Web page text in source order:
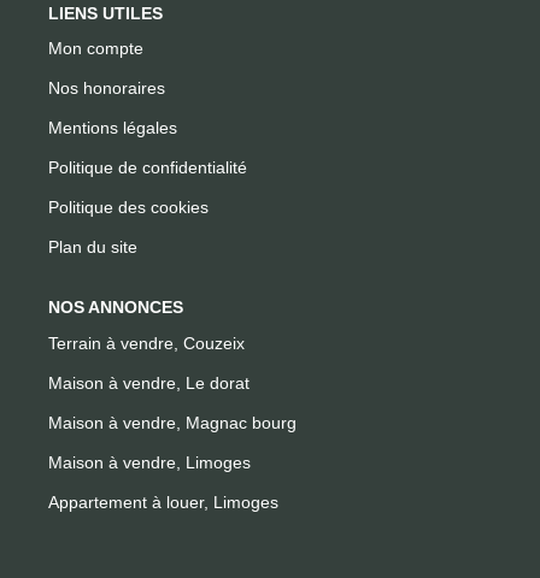
LIENS UTILES
Mon compte
Nos honoraires
Mentions légales
Politique de confidentialité
Politique des cookies
Plan du site
NOS ANNONCES
Terrain à vendre, Couzeix
Maison à vendre, Le dorat
Maison à vendre, Magnac bourg
Maison à vendre, Limoges
Appartement à louer, Limoges